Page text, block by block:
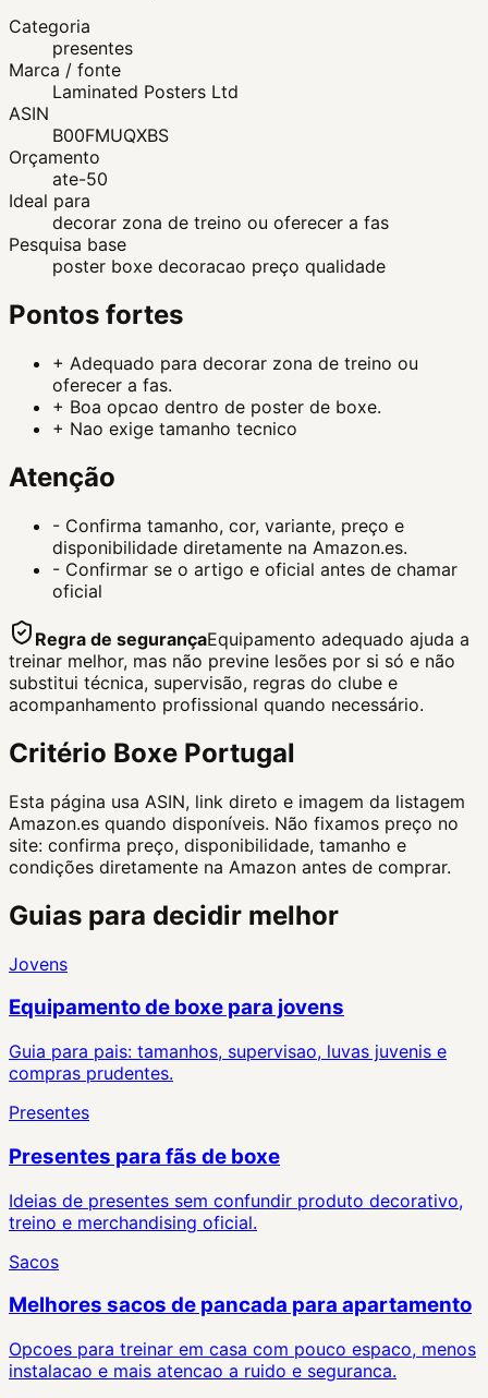
Categoria
presentes
Marca / fonte
Laminated Posters Ltd
ASIN
B00FMUQXBS
Orçamento
ate-50
Ideal para
decorar zona de treino ou oferecer a fas
Pesquisa base
poster boxe decoracao preço qualidade
Pontos fortes
+ Adequado para decorar zona de treino ou
oferecer a fas.
+ Boa opcao dentro de poster de boxe.
+ Nao exige tamanho tecnico
Atenção
- Confirma tamanho, cor, variante, preço e
disponibilidade diretamente na Amazon.es.
- Confirmar se o artigo e oficial antes de chamar
oficial
Regra de segurançaEquipamento adequado ajuda a
treinar melhor, mas não previne lesões por si só e não
substitui técnica, supervisão, regras do clube e
acompanhamento profissional quando necessário.
Critério Boxe Portugal
Esta página usa ASIN, link direto e imagem da listagem
Amazon.es quando disponíveis. Não fixamos preço no
site: confirma preço, disponibilidade, tamanho e
condições diretamente na Amazon antes de comprar.
Guias para decidir melhor
Jovens
Equipamento de boxe para jovens
Guia para pais: tamanhos, supervisao, luvas juvenis e
compras prudentes.
Presentes
Presentes para fãs de boxe
Ideias de presentes sem confundir produto decorativo,
treino e merchandising oficial.
Sacos
Melhores sacos de pancada para apartamento
Opcoes para treinar em casa com pouco espaco, menos
instalacao e mais atencao a ruido e seguranca.